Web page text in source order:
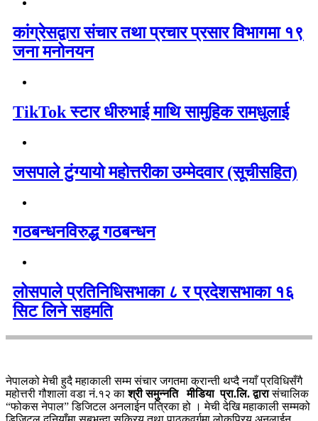
कांग्रेसद्वारा संचार तथा प्रचार प्रसार विभागमा १९
जना मनोनयन
TikTok स्टार धीरुभाई माथि सामुहिक रामधुलाई
जसपाले टुंग्यायो महोत्तरीका उम्मेदवार (सूचीसहित)
गठबन्धनविरुद्ध गठबन्धन
लोसपाले प्रतिनिधिसभाका ८ र प्रदेशसभाका १६
सिट लिने सहमति
नेपालको मेची हुदै महाकाली सम्म संचार जगतमा क्रान्ती थप्दै नयाँ प्रविधिसँगै
महोत्तरी गौशाला वडा नं.१२ काश्री समुन्नति मीडिया प्रा.लि. द्वारासंचालिक
“फोकस नेपाल” डिजिटल अनलाईन पत्रिका हो । मेची देखि महाकाली सम्मको